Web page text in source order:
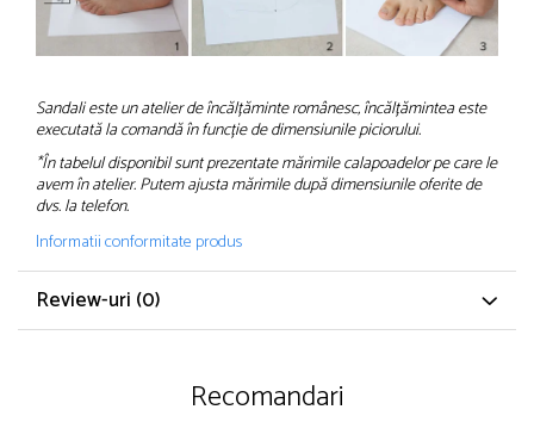
Sandali este un atelier de încălțăminte românesc, încălțămintea este
executată la comandă în funcție de dimensiunile piciorului.
*În tabelul disponibil sunt prezentate mărimile calapoadelor pe care le
avem în atelier. Putem ajusta mărimile după dimensiunile oferite de
dvs. la telefon.
Informatii conformitate produs
Review-uri (0)
Recomandari